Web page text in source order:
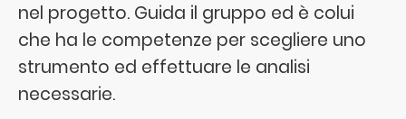
nel progetto. Guida il gruppo ed è colui
che ha le competenze per scegliere uno
strumento ed effettuare le analisi
necessarie.